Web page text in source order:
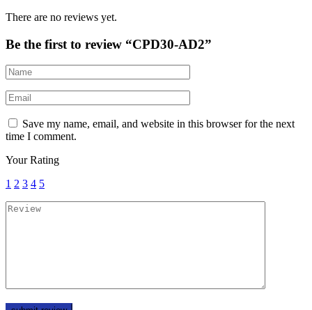
There are no reviews yet.
Be the first to review “CPD30-AD2”
Save my name, email, and website in this browser for the next
time I comment.
Your Rating
1 2 3 4 5